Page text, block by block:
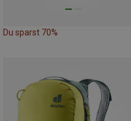
Du sparst 70%